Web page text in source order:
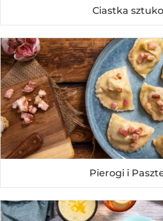
Ciastka
Pierogi i